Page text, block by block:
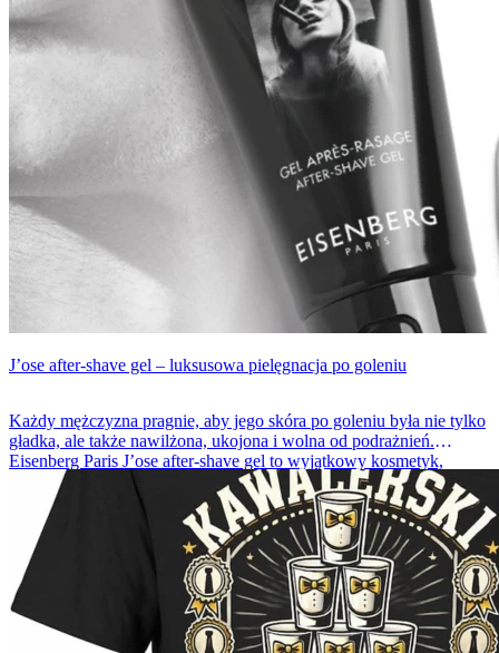
J’ose after-shave gel – luksusowa pielęgnacja po goleniu
Każdy mężczyzna pragnie, aby jego skóra po goleniu była nie tylko
gładka, ale także nawilżona, ukojona i wolna od podrażnień.
Eisenberg Paris J’ose after-shave gel to wyjątkowy kosmetyk,
łączący w sobie elegancję, skuteczność i luksusową pielęgnację.